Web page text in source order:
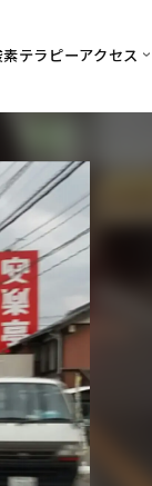
素テラピーアクセス